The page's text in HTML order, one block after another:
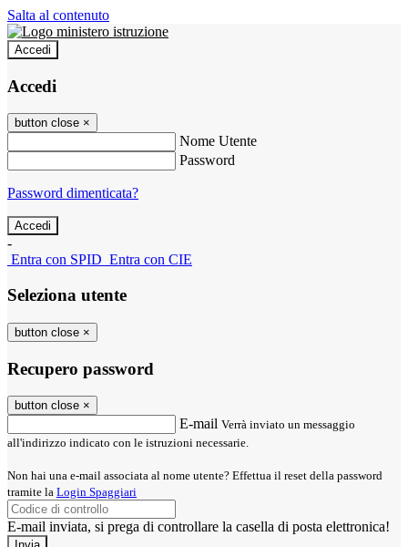
Salta al contenuto
Accedi
Accedi
button close ×
Nome Utente
Password
Password dimenticata?
-
Entra con SPID Entra con CIE
Seleziona utente
button close ×
Recupero password
button close ×
E-mail Verrà inviato un messaggio
all'indirizzo indicato con le istruzioni necessarie.
Non hai una e-mail associata al nome utente? Effettua il reset della password
tramite la Login Spaggiari
E-mail inviata, si prega di controllare la casella di posta elettronica!